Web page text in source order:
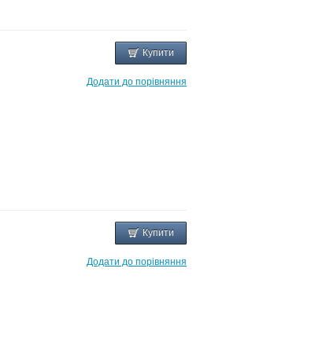
Купити
Додати до порівняння
Купити
Додати до порівняння